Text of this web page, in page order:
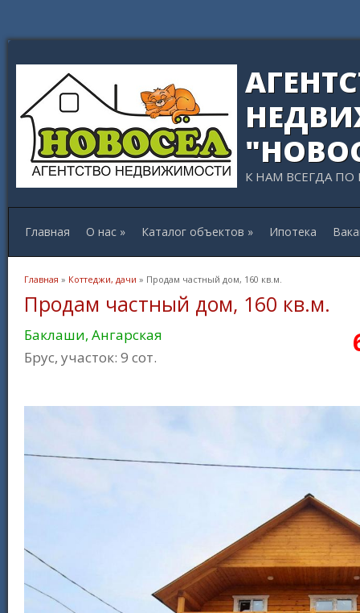
К НАМ ВСЕГДА ПО
Главная О нас » Каталог объектов » Ипотека
Вы здесь
Главная » Коттеджи, дачи » Продам частный дом, 160 кв.м.
Продам частный дом, 160 кв.м.
Баклаши, Ангарская
Брус, участок: 9 сот.